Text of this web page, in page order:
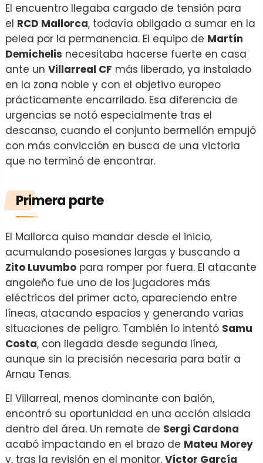
El encuentro llegaba cargado de tensión para
el RCD Mallorca, todavía obligado a sumar en la
pelea por la permanencia. El equipo de Martín
Demichelis necesitaba hacerse fuerte en casa
ante un Villarreal CF más liberado, ya instalado
en la zona noble y con el objetivo europeo
prácticamente encarrilado. Esa diferencia de
urgencias se notó especialmente tras el
descanso, cuando el conjunto bermellón empujó
con más convicción en busca de una victoria
que no terminó de encontrar.
Primera parte
El Mallorca quiso mandar desde el inicio,
acumulando posesiones largas y buscando a
Zito Luvumbo para romper por fuera. El atacante
angoleño fue uno de los jugadores más
eléctricos del primer acto, apareciendo entre
líneas, atacando espacios y generando varias
situaciones de peligro. También lo intentó Samu
Costa, con llegada desde segunda línea,
aunque sin la precisión necesaria para batir a
Arnau Tenas.
El Villarreal, menos dominante con balón,
encontró su oportunidad en una acción aislada
dentro del área. Un remate de Sergi Cardona
acabó impactando en el brazo de Mateu Morey
y, tras la revisión en el monitor, Víctor García